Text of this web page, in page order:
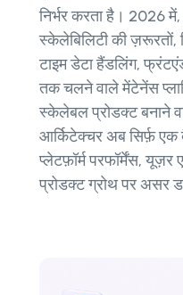
निर्भर करता है। 2026
स्केलेबिलिटी की ज़रूरतों,
टाइम डेटा हैंडलिंग,
तक चलने वाले मेंटेनेंस
स्केलेबल प्रोडक्ट बनाने
आर्किटेक्चर अब सिर्फ़
प्लेटफ़ॉर्म परफॉर्मेंस,
प्रोडक्ट ग्रोथ पर असर